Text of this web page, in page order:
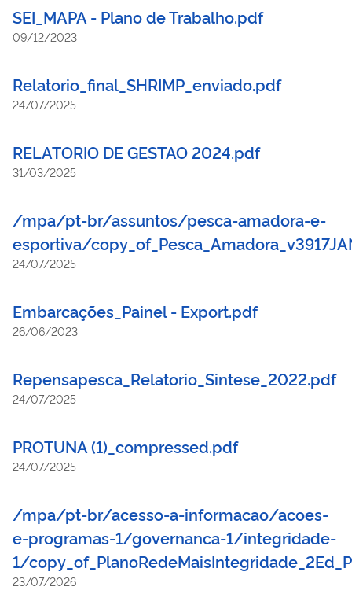
SEI_MAPA - Plano de Trabalho.pdf
09/12/2023
Relatorio_final_SHRIMP_enviado.pdf
24/07/2025
RELATORIO DE GESTAO 2024.pdf
31/03/2025
/mpa/pt-br/assuntos/pesca-amadora-e-
esportiva/
24/07/2025
Embarcações_Painel - Export.pdf
26/06/2023
Repensapesca_Relatorio_Sintese_2022.pdf
24/07/2025
PROTUNA (1)_compressed.pdf
24/07/2025
/mpa/pt-br/acesso-a-informacao/acoes-
e-programas-1/governanca-1/integridade-
1/
23/07/2026